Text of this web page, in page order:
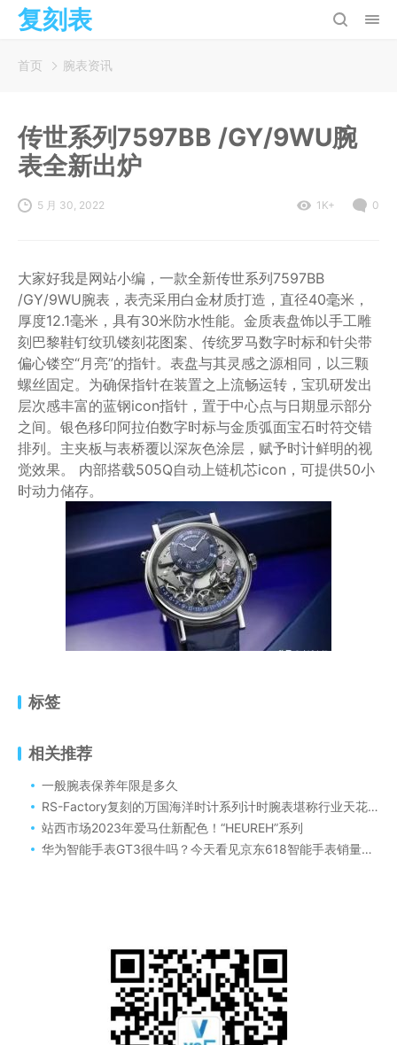
复刻表
首页 腕表资讯
传世系列7597BB /GY/9WU腕
表全新出炉
5 月 30, 2022 1K+ 0
大家好我是网站小编，一款全新传世系列7597BB
/GY/9WU腕表，表壳采用白金材质打造，直径40毫米，
厚度12.1毫米，具有30米防水性能。金质表盘饰以手工雕
刻巴黎鞋钉纹玑镂刻花图案、传统罗马数字时标和针尖带
偏心镂空“月亮”的指针。表盘与其灵感之源相同，以三颗
螺丝固定。为确保指针在装置之上流畅运转，宝玑研发出
层次感丰富的蓝钢icon指针，置于中心点与日期显示部分
之间。银色移印阿拉伯数字时标与金质弧面宝石时符交错
排列。主夹板与表桥覆以深灰色涂层，赋予时计鲜明的视
觉效果。 内部搭载505Q自动上链机芯icon，可提供50小
时动力储存。
标签
相关推荐
一般腕表保养年限是多久
RS-Factory复刻的万国海洋时计系列计时腕表堪称行业天花板
站西市场2023年爱马仕新配色！“HEUREH”系列
华为智能手表GT3很牛吗？今天看见京东618智能手表销量排行榜